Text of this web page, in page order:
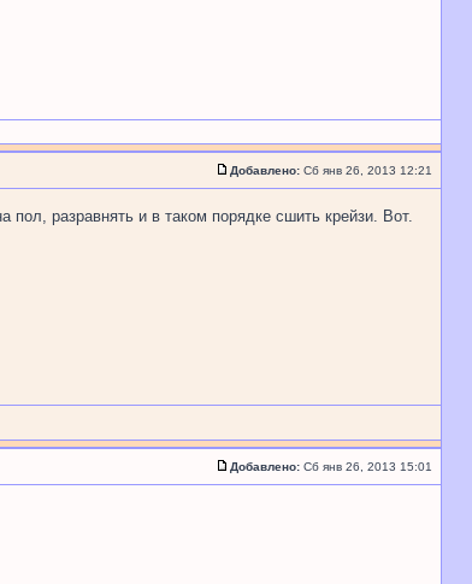
Добавлено: Сб янв 26, 2013 12:21
пол, разравнять и в таком порядке сшить крейзи. Вот.
Добавлено: Сб янв 26, 2013 15:01